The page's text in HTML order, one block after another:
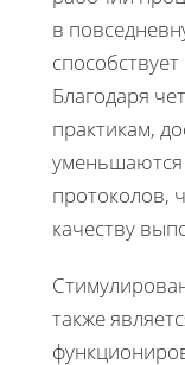
в
Благодаря
практикам,
уменьшаются
протоколов,
качеству
также